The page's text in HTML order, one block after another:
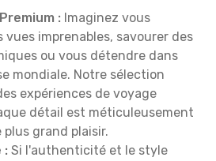
: Imaginez vous
vues imprenables, savourer des
ou vous détendre dans
mondiale. Notre sélection
expériences de voyage
détail est méticuleusement
grand plaisir.
: Si l'authenticité et le style